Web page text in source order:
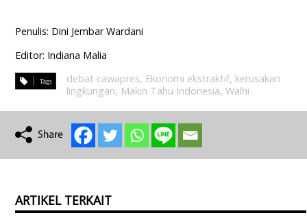
Penulis: Dini Jembar Wardani
Editor: Indiana Malia
debat cawapres, Ekonomi ekstraktif, kerusakan
lingkungan, Makin Tahu Indonesia,Walhi
ARTIKEL TERKAIT